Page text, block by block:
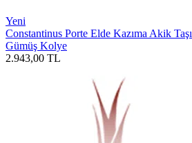
Yeni
Constantinus Porte Elde Kazıma Akik Taşı
Gümüş Kolye
2.943,00 TL